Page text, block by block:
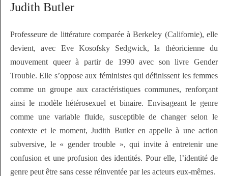
Judith Butler
Professeure de littérature comparée à Berkeley (Californie), elle
devient, avec Eve Kosofsky Sedgwick, la théoricienne du
mouvement queerà partir de 1990 avec son livreGender
Trouble. Elle s’oppose aux féministes qui définissent les femmes
comme un groupe aux caractéristiques communes, renforçant
ainsi le modèle hétérosexuel et binaire. Envisageant le genre
comme une variable fluide, susceptible de changer selon le
contexte et le moment, Judith Butler en appelle à une action
subversive, le « gender trouble », qui invite à entretenir une
confusion et une profusion des identités. Pour elle, l’identité de
genre peut être sans cesse réinventée par les acteurs eux-mêmes.